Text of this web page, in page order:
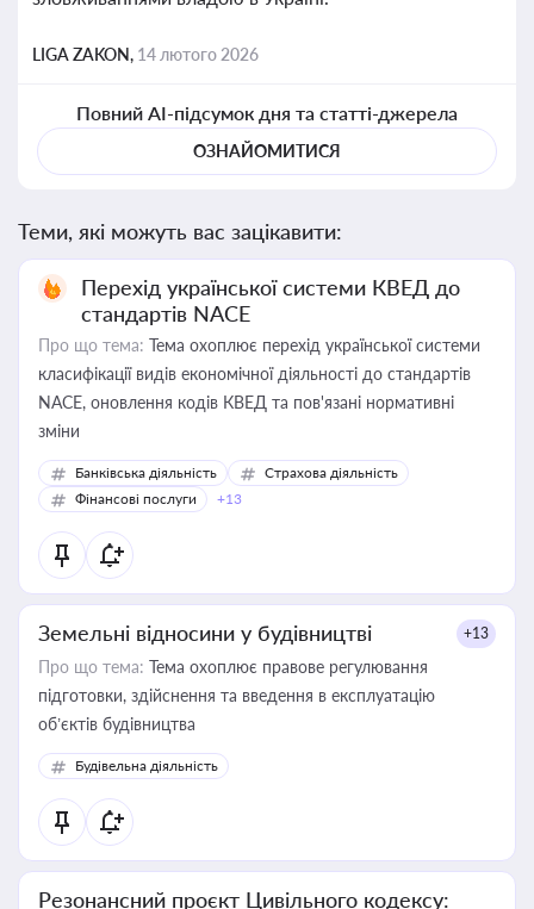
LIGA ZAKON, 14 лютого 2026
Повний AI-підсумок дня та статті-джерела
ОЗНАЙОМИТИСЯ
Теми, які можуть вас зацікавити:
Перехід української системи КВЕД до
стандартів NACE
Про що тема: Тема охоплює перехід української системи
класифікації видів економічної діяльності до стандартів
NACE, оновлення кодів КВЕД та пов'язані нормативні
зміни
Банківська діяльність
Страхова діяльність
Фінансові послуги
+13
Земельні відносини у будівництві +13
Про що тема: Тема охоплює правове регулювання
підготовки, здійснення та введення в експлуатацію
об’єктів будівництва
Будівельна діяльність
Резонансний проєкт Цивільного кодексу: